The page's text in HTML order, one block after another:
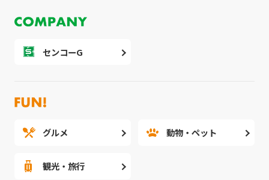
センコーG
グルメ 動物・ペット
観光・旅行